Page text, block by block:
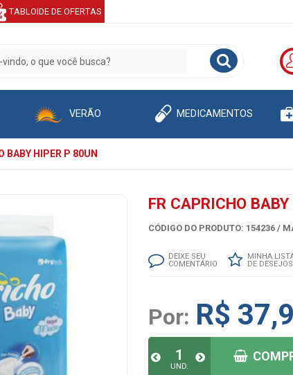
TABLOIDE DE OFERTAS
VERÃO MEDICAMENTOS
BABY HIPER P 80UN
FR CAPRICHO
CÓDIGO DO PRODUTO: 154236 /
DEIXE SEU
COMENTÁRIO
MINHA
DE DESEJOS
Por: R$
UND.